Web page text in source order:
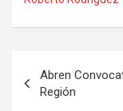
de
Abren
Región